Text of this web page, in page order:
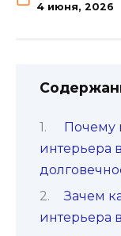
4 июня, 2026
Почему
интерьера
Зачем
интерьера